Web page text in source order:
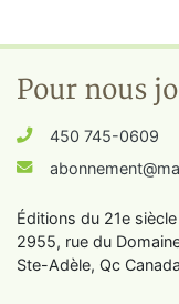
Pour nous
450 745-0609
Éditions du 21e
2955, rue du
Ste-Adèle, Qc